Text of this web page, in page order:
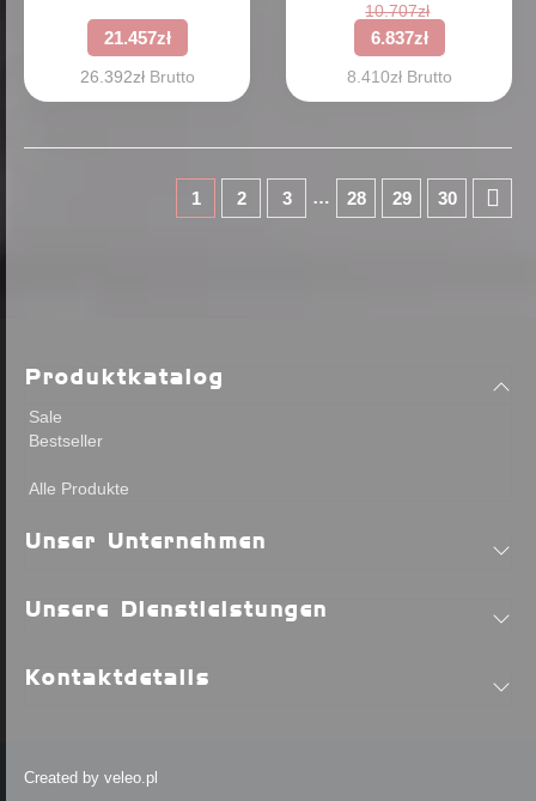
21.457zł
26.392zł Brutto
10.707zł
6.837zł
8.410zł Brutto
1 2 3 … 28 29 30
Produktkatalog
Sale
Bestseller
Alle Produkte
Unser Unternehmen
Unsere Dienstleistungen
Kontaktdetails
Created by veleo.pl